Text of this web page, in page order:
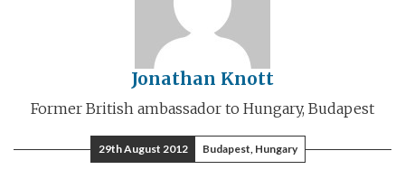
Jonathan Knott
Former British ambassador to Hungary, Budapest
29th August 2012 Budapest, Hungary